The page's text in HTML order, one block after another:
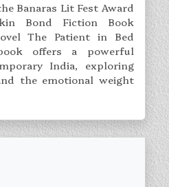
Banaras Lit Fest Award
Bond Fiction Book
The Patient in Bed
offers a powerful
India, exploring
the emotional weight